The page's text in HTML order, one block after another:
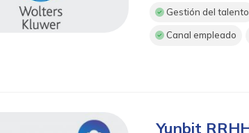
Gestión del talento
Canal empleado
Yunbit